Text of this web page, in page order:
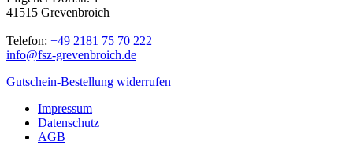
41515 Grevenbroich
Telefon: +49 2181 75 70 222
info@fsz-grevenbroich.de
Gutschein-Bestellung widerrufen
Impressum
Datenschutz
AGB